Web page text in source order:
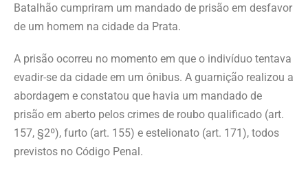
Batalhão cumpriram um mandado de prisão em desfavor
de um homem na cidade da Prata.
A prisão ocorreu no momento em que o indivíduo tentava
evadir-se da cidade em um ônibus. A guarnição realizou a
abordagem e constatou que havia um mandado de
prisão em aberto pelos crimes de roubo qualificado (art.
157, §2º), furto (art. 155) e estelionato (art. 171), todos
previstos no Código Penal.